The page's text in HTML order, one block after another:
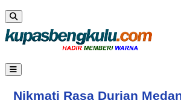
Nikmati Rasa Durian